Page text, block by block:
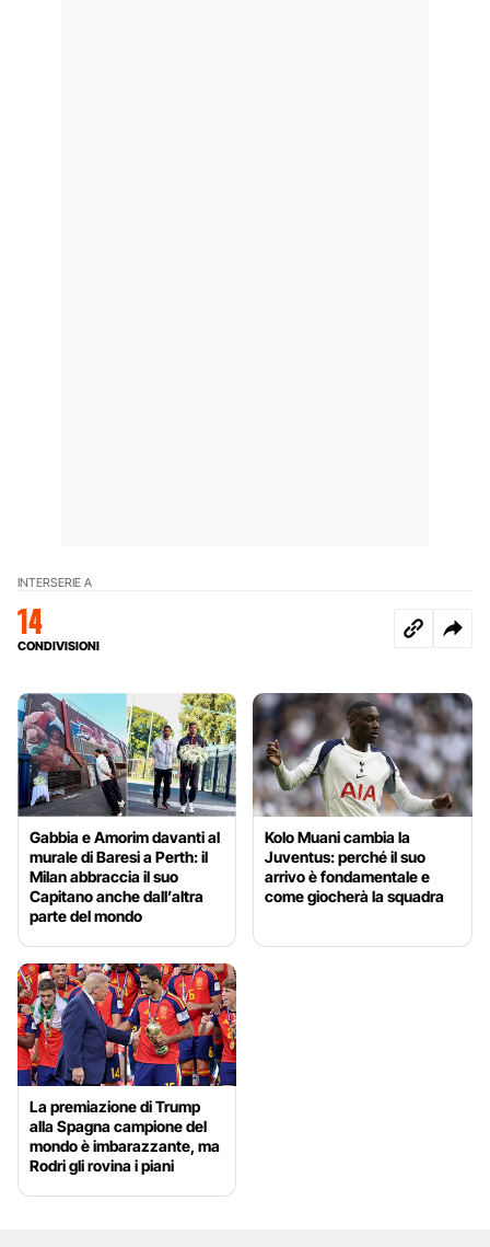
INTERSERIE A
14
CONDIVISIONI
Gabbia e Amorim davanti al
murale di Baresi a Perth: il
Milan abbraccia il suo
Capitano anche dall’altra
parte del mondo
Kolo Muani cambia la
Juventus: perché il suo
arrivo è fondamentale e
come giocherà la squadra
La premiazione di Trump
alla Spagna campione del
mondo è imbarazzante, ma
Rodri gli rovina i piani